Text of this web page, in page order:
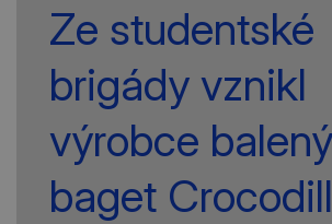
Ze studentské
brigády vznikl
výrobce
baget